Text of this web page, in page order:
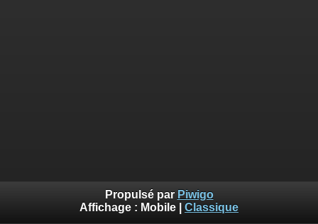
Propulsé par Piwigo
Affichage : Mobile Classique